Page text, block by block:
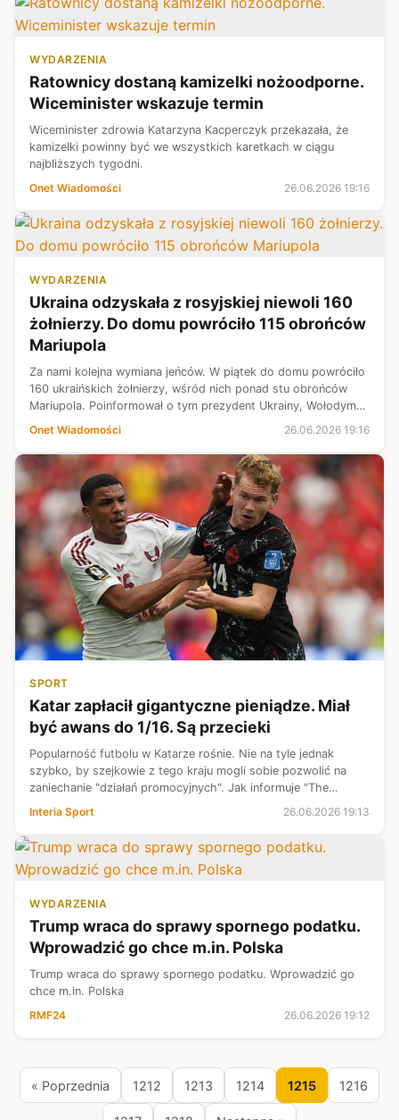
WYDARZENIA
Ratownicy dostaną kamizelki nożoodporne.
Wiceminister wskazuje termin
Wiceminister zdrowia Katarzyna Kacperczyk przekazała, że
kamizelki powinny być we wszystkich karetkach w ciągu
najbliższych tygodni.
Onet Wiadomości
26.06.2026 19:16
WYDARZENIA
Ukraina odzyskała z rosyjskiej niewoli 160
żołnierzy. Do domu powróciło 115 obrońców
Mariupola
Za nami kolejna wymiana jeńców. W piątek do domu powróciło
160 ukraińskich żołnierzy, wśród nich ponad stu obrońców
Mariupola. Poinformował o tym prezydent Ukrainy, Wołodymyr
Zełenski.
Onet Wiadomości 26.06.2026 19:16
SPORT
Katar zapłacił gigantyczne pieniądze. Miał
być awans do 1/16. Są przecieki
Popularność futbolu w Katarze rośnie. Nie na tyle jednak
szybko, by szejkowie z tego kraju mogli sobie pozwolić na
zaniechanie "działań promocyjnych". Jak informuje "The
Telegraph", opłacili 2000 tysiące kibiców, by ci wspierali
drużynę narodową podc...
Interia Sport 26.06.2026 19:13
WYDARZENIA
Trump wraca do sprawy spornego podatku.
Wprowadzić go chce m.in. Polska
Trump wraca do sprawy spornego podatku. Wprowadzić go
chce m.in. Polska
RMF24
26.06.2026 19:12
« Poprzednia 1212 1213 1214 1215 1216